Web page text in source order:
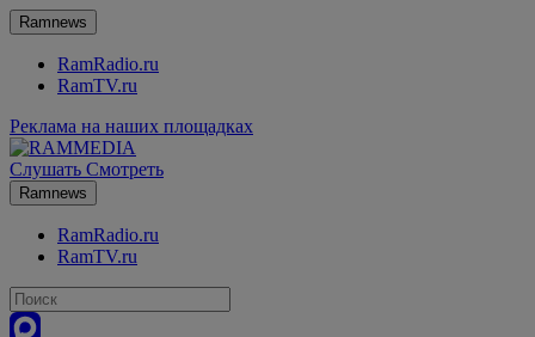
Ramnews
RamRadio.ru
RamTV.ru
Реклама на наших площадках
Слушать Смотреть
Ramnews
RamRadio.ru
RamTV.ru